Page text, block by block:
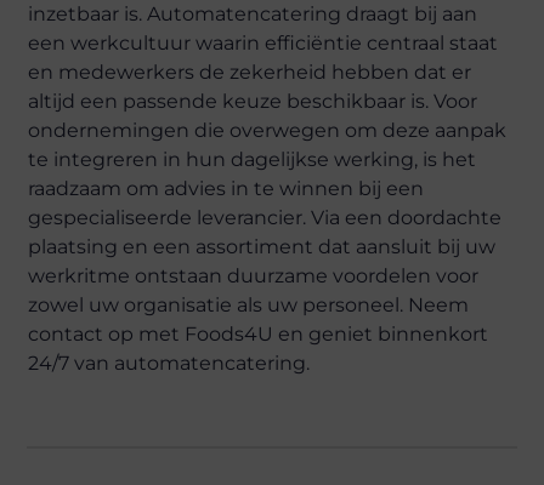
inzetbaar is. Automatencatering draagt bij aan
een werkcultuur waarin efficiëntie centraal staat
en medewerkers de zekerheid hebben dat er
altijd een passende keuze beschikbaar is. Voor
ondernemingen die overwegen om deze aanpak
te integreren in hun dagelijkse werking, is het
raadzaam om advies in te winnen bij een
gespecialiseerde leverancier. Via een doordachte
plaatsing en een assortiment dat aansluit bij uw
werkritme ontstaan duurzame voordelen voor
zowel uw organisatie als uw personeel. Neem
contact op met Foods4U en geniet binnenkort
24/7 van automatencatering.